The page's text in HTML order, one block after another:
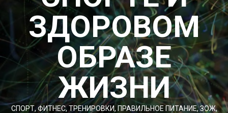
ЗДОРОВОМ
ОБРАЗЕ
ЖИЗНИ
СПОРТ, ФИТНЕС, ТРЕНИРОВКИ, ПРАВИЛЬНОЕ ПИТАНИЕ, ЗОЖ,